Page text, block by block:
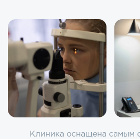
Клиника оснащена самым